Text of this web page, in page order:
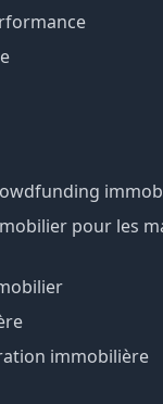
pour les
immobilière